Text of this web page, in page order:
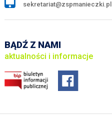
sekretariat@zspmanieczki.pl
BĄDŹ Z NAMI
aktualności i informacje